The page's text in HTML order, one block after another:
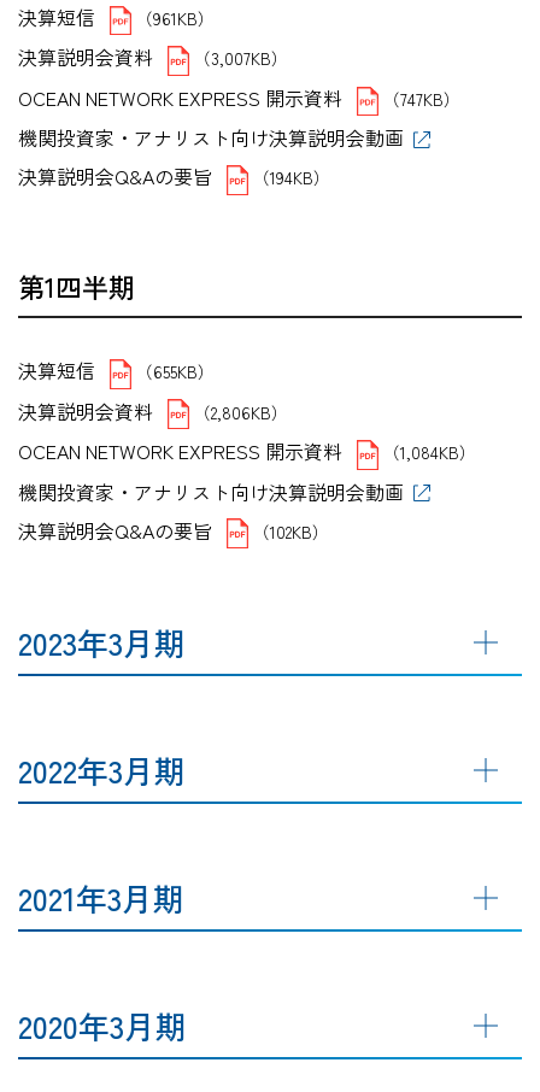
決算短信 （961KB）
決算説明会資料 （3,007KB）
OCEAN NETWORK EXPRESS 開示資料 （747KB）
機関投資家・アナリスト向け決算説明会動画
決算説明会Q&Aの要旨
（194KB）
第1四半期
決算短信 （655KB）
決算説明会資料 （2,806KB）
OCEAN NETWORK EXPRESS 開示資料 （1,084KB）
機関投資家・アナリスト向け決算説明会動画
決算説明会Q&Aの要旨
（102KB）
2023年3月期
2022年3月期
2021年3月期
2020年3月期